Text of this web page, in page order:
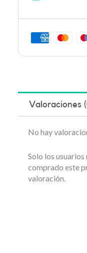
Valoraciones
No hay
Solo los
comprado este
valoración.